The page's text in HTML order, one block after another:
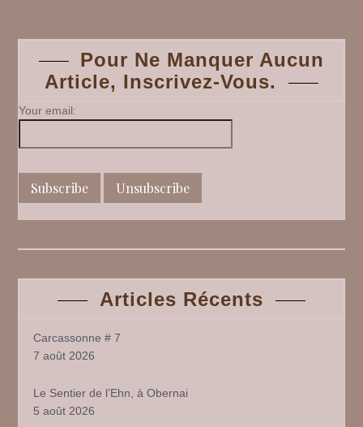
navigation
Pour Ne Manquer Aucun
Article, Inscrivez-Vous.
Your email:
Articles Récents
Carcassonne # 7
7 août 2026
Le Sentier de l’Ehn, à Obernai
5 août 2026